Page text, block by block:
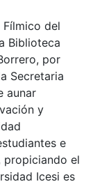
del
Biblioteca
por
Secretaria
aunar
y
e
propiciando el
Icesi es